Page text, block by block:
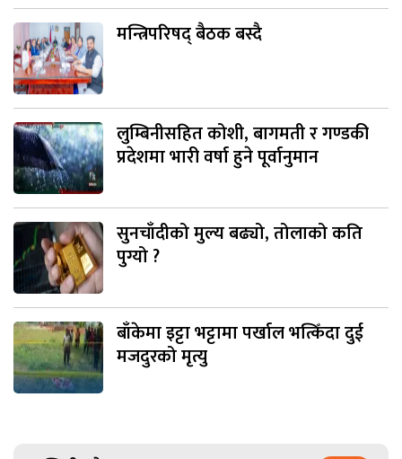
मन्त्रिपरिषद् बैठक बस्दै
लुम्बिनीसहित कोशी, बागमती र गण्डकी
प्रदेशमा भारी वर्षा हुने पूर्वानुमान
सुनचाँदीको मुल्य बढ्यो, तोलाको कति
पुग्यो ?
बाँकेमा इट्टा भट्टामा पर्खाल भत्किँदा दुई
मजदुरको मृत्यु